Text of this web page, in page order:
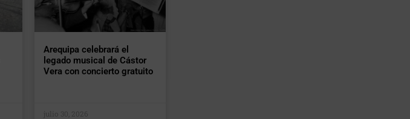
Arequipa celebrará el
legado musical de Cástor
Vera con concierto gratuito
julio 30, 2026